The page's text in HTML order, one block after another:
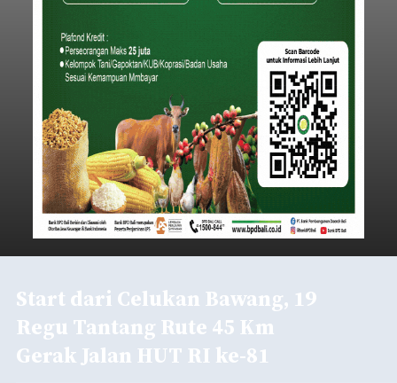
Start dari Celukan Bawang, 19
Regu Tantang Rute 45 Km
Gerak Jalan HUT RI ke-81